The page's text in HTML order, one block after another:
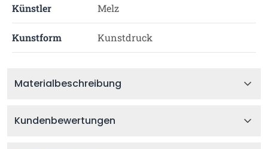
Künstler Melz
Kunstform Kunstdruck
Materialbeschreibung
Kundenbewertungen